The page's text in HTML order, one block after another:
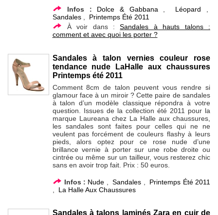
Infos : Dolce & Gabbana, Léopard ,
Sandales, Printemps Été 2011
À voir dans :Sandales à hauts talons :
comment et avec quoi les porter ?
Sandales à talon vernies couleur rose
tendance nude LaHalle aux chaussures
Printemps été 2011
Comment 8cm de talon peuvent vous rendre si
glamour face à un miroir ? Cette paire de sandales
à talon d’un modèle classique répondra à votre
question. Issues de la collection été 2011 pour la
marque Laureana chez La Halle aux chaussures,
les sandales sont faites pour celles qui ne ne
veulent pas forcément de couleurs flashy à leurs
pieds, alors optez pour ce rose nude d’une
brillance vernie à porter sur une robe droite ou
cintrée ou même sur un tailleur, vous resterez chic
sans en avoir trop fait. Prix : 50 euros.
Infos : Nude ,Sandales
Printemps Été 2011
La Halle Aux Chaussures
Sandales à talons laminés Zara en cuir de